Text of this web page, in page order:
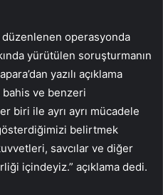
düzenlenen operasyonda
yürütülen soruşturmanın
yazılı açıklama
bahis ve benzeri
biri ile ayrı ayrı mücadele
belirtmek
savcılar ve diğer
içindeyiz.” açıklama dedi.